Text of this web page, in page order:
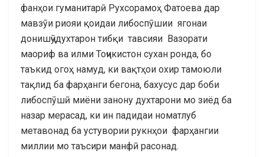
фанҳои гуманитарӣ Рухсорамоҳ Фатоева дар
мавзӯи риояи қоидаи либоспӯшии ягонаи
донишҷӯдухтарон тибқи тавсияи Вазорати
маориф ва илми Тоҷикистон сухан ронда, бо
таъкид огоҳ намуд, ки вақтҳои охир тамоюли
тақлид ба фарҳанги бегона, бахусус дар боби
либоспӯшӣ миёни занону духтарони мо зиёд ба
назар мерасад, ки ин падидаи номатлуб
метавонад ба устувории рукнҳои фарҳангии
миллии мо таъсири манфӣ расонад.